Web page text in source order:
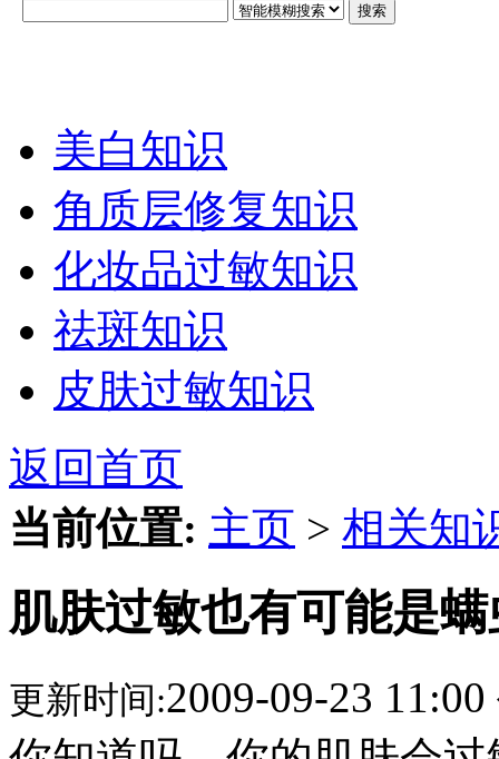
搜索
美白知识
角质层修复知识
化妆品过敏知识
祛斑知识
皮肤过敏知识
返回首页
当前位置: 主页 > 相关知
肌肤过敏也有可能是
更新时间:2009-09-23 11:00